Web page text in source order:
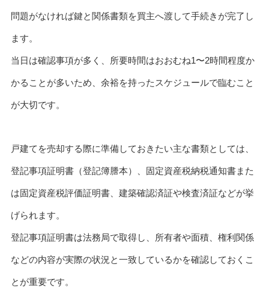
問題がなければ鍵と関係書類を買主へ渡して手続きが完了し
ます。
当日は確認事項が多く、所要時間はおおむね1〜2時間程度か
かることが多いため、余裕を持ったスケジュールで臨むこと
が大切です。
戸建てを売却する際に準備しておきたい主な書類としては、
登記事項証明書（登記簿謄本）、固定資産税納税通知書また
は固定資産税評価証明書、建築確認済証や検査済証などが挙
げられます。
登記事項証明書は法務局で取得し、所有者や面積、権利関係
などの内容が実際の状況と一致しているかを確認しておくこ
とが重要です。